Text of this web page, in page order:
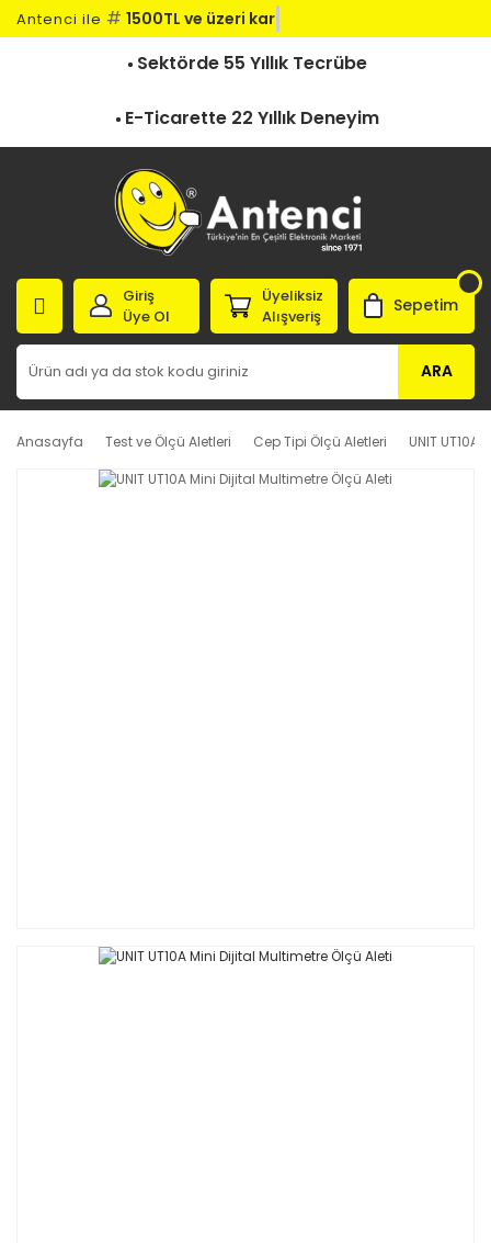
Antenci ile # 1500TL ve üzeri kargo b
Sektörde 55 Yıllık Tecrübe
E-Ticarette 22 Yıllık Deneyim
ARA
Giriş
Üye Ol
Üyeliksiz
Alışveriş
Sepetim
Anasayfa Test ve Ölçü Aletleri Cep Tipi Ölçü Aletleri UNIT